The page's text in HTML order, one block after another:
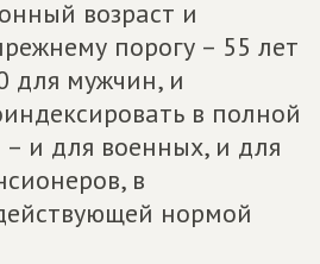
возраст и
порогу – 55 лет
для мужчин, и
в полной
– и для военных, и для
в
нормой